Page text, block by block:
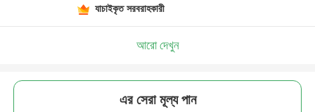
যাচাইকৃত সরবরাহকারী
আরো দেখুন
এর সেরা মূল্য পান